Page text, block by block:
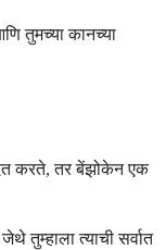
तुमच्या कानच्या
करते, तर बेंझोकेन एक
तुम्हाला त्याची सर्वात